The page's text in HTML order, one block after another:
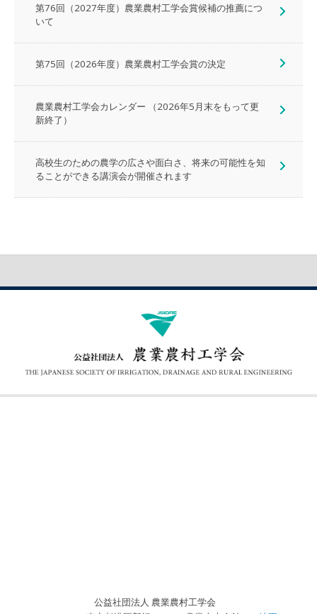
第76回（2027年度）農業農村工学会賞候補の推薦につ
いて
第75回（2026年度）農業農村工学会賞の決定
農業農村工学会カレンダー （2026年5月末をもって更
新終了）
高校生のための農学の広さや面白さ、将来の可能性を知
ることができる講演会が開催されます
公益社団法人 農業農村工学会